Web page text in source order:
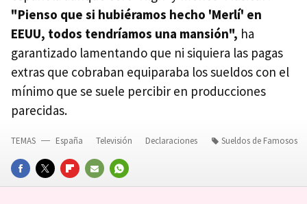
"Pienso que si hubiéramos hecho 'Merlí' en
EEUU, todos tendríamos una mansión", ha
garantizado lamentando que ni siquiera las pagas
extras que cobraban equiparaba los sueldos con el
mínimo que se suele percibir en producciones
parecidas.
FACEBOOKTWITTERFLIPBOARD
E-
WHATSAPP
TEMAS España Televisión Declaraciones Sueldos de Famosos